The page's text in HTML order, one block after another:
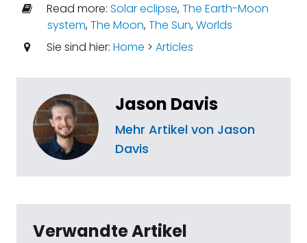
Read more: Solar eclipse,The Earth-Moon
system,The Moon,The Sun,Worlds
Sie sind hier: Home > Articles
Jason Davis
Mehr Artikel von Jason
Davis
Verwandte Artikel